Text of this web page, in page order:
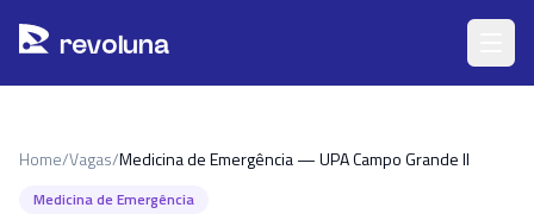
revoluna
Home/Vagas/Medicina de Emergência — UPA Campo Grande II
Medicina de Emergência